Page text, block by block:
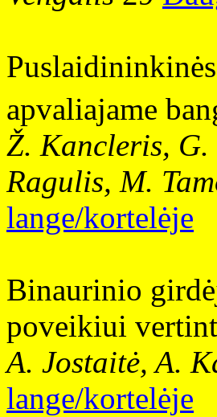
apvaliajame
Ž. Kancleris, G.
Ragulis, M.
lange/kortelėje
Binaurinio
poveikiui
A. Jostaitė, A.
lange/kortelėje